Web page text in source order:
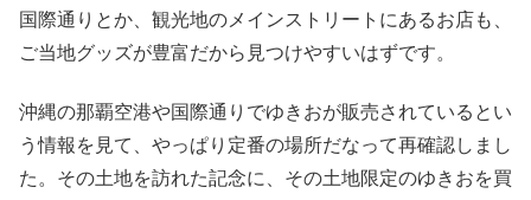
国際通りとか、観光地のメインストリートにあるお店も、
ご当地グッズが豊富だから見つけやすいはずです。
沖縄の那覇空港や国際通りでゆきおが販売されているとい
う情報を見て、やっぱり定番の場所だなって再確認しまし
た。その土地を訪れた記念に、その土地限定のゆきおを買